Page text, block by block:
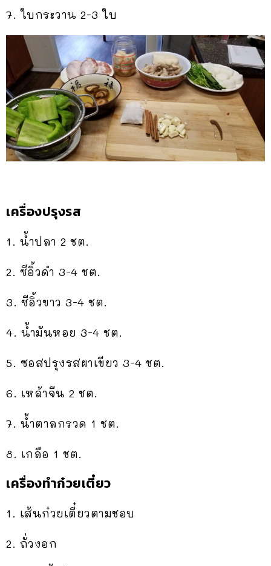
7. ใบกระวาน 2-3 ใบ
เครื่องปรุงรส
1. น้ำปลา 2 ชต.
2. ซีอิ้วดำ 3-4 ชต.
3. ซีอิ้วขาว 3-4 ชต.
4. น้ำมันหอย 3-4 ชต.
5. ซอสปรุงรสผาเขียว 3-4 ชต.
6. เหล้าจีน 2 ชต.
7. น้ำตาลกรวด 1 ชต.
8. เกลือ 1 ชต.
เครื่องทำก๋วยเตี๋ยว
1. เส้นก๋วยเตี๋ยวตามชอบ
2. ถั่วงอก